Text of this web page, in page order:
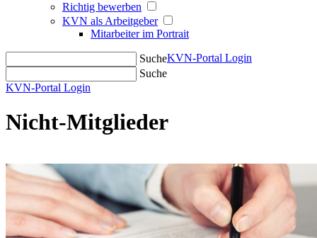
Richtig bewerben
KVN als Arbeitgeber
Mitarbeiter im Portrait
SucheKVN-Portal Login
Suche
KVN-Portal Login
Nicht-Mitglieder